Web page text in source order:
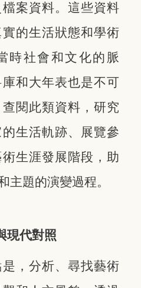
案資料。這些資料
的生活狀態和學術
時社會和文化的脈
和大年表也是不可
閱此類資料，研究
生活軌跡、展覽參
生涯發展階段，助
主題的演變過程。
現代對照
，分析、尋找藝術